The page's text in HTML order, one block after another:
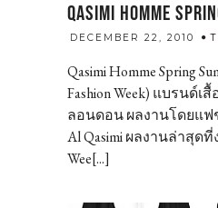
QASIMI HOMME
DECEMBER 22, 2010
Qasimi Homme Spring
Fashion Week) แบรนด์เ
ลอนดอน ผลงานโดยแฟ
Al Qasimi ผลงานล่าสุดที่
Wee[...]